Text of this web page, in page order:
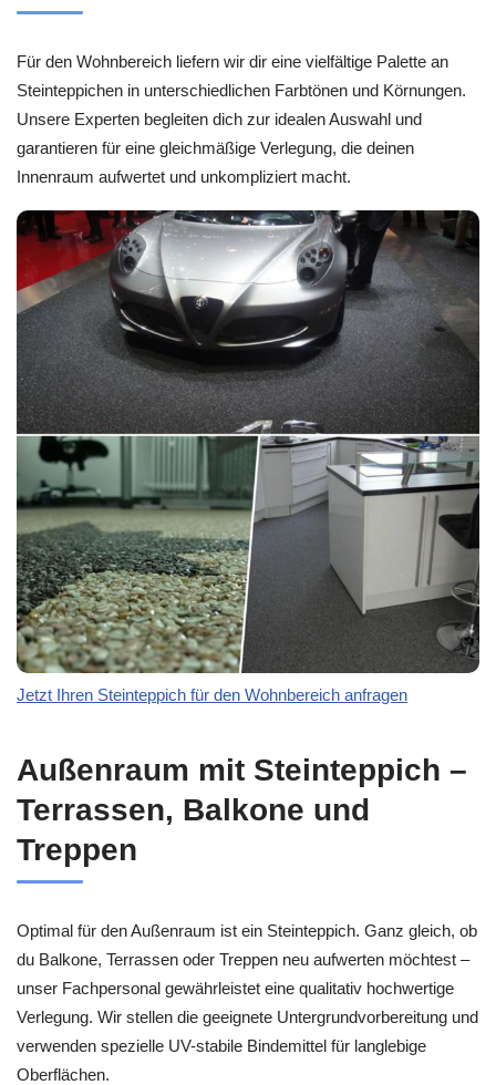
Für den Wohnbereich liefern wir dir eine vielfältige Palette an
Steinteppichen in unterschiedlichen Farbtönen und Körnungen.
Unsere Experten begleiten dich zur idealen Auswahl und
garantieren für eine gleichmäßige Verlegung, die deinen
Innenraum aufwertet und unkompliziert macht.
Jetzt Ihren Steinteppich für den Wohnbereich anfragen
Außenraum mit Steinteppich –
Terrassen, Balkone und
Treppen
Optimal für den Außenraum ist ein Steinteppich. Ganz gleich, ob
du Balkone, Terrassen oder Treppen neu aufwerten möchtest –
unser Fachpersonal gewährleistet eine qualitativ hochwertige
Verlegung. Wir stellen die geeignete Untergrundvorbereitung und
verwenden spezielle UV-stabile Bindemittel für langlebige
Oberflächen.